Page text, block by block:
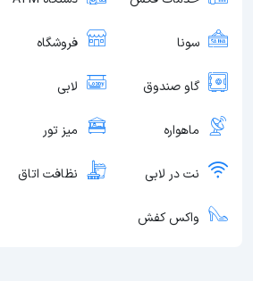
سونا فروشگاه
گاو صندوق لابی
ماهواره میز تور
نت در لابی نظافت اتاق
واکس کفش